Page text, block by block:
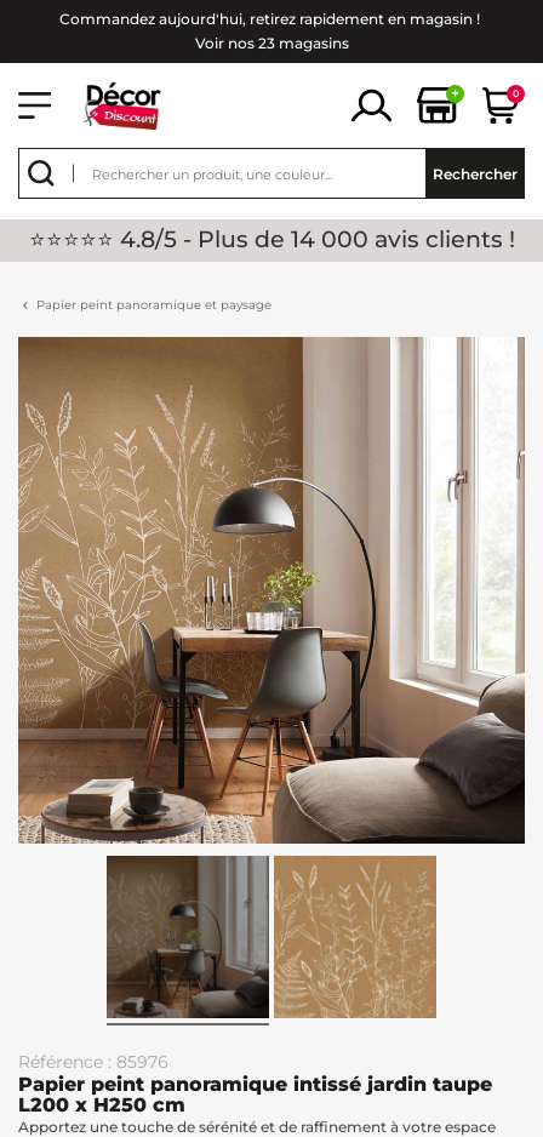
Commandez aujourd'hui, retirez rapidement en magasin !
Voir nos 23 magasins
+ 0
Rechercher
⭐⭐⭐⭐⭐ 4.8/5 - Plus de 14 000 avis clients !
Papier peint panoramique et paysage
Référence : 85976
Papier peint panoramique intissé jardin taupe
L200 x H250 cm
Apportez une touche de sérénité et de raffinement à votre espace